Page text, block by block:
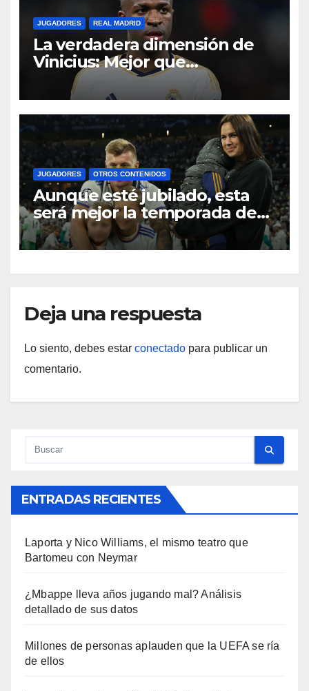
JUGADORES REAL MADRID
La verdadera dimensión de
Vinicius: Mejor que
Ronaldinho
JUGADORES OTROS CONTENIDOS
Aunque esté jubilado, esta
será mejor la temporada de
Kroos
Deja una respuesta
Lo siento, debes estar conectado para publicar un
comentario.
ENTRADAS RECIENTES
Laporta y Nico Williams, el mismo teatro que
Bartomeu con Neymar
¿Mbappe lleva años jugando mal? Análisis
detallado de sus datos
Millones de personas aplauden que la UEFA se ría
de ellos